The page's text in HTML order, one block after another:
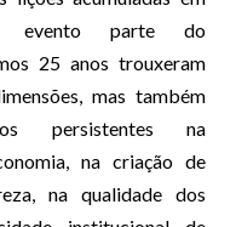
evento parte do
25 anos trouxeram
mas também
persistentes na
na criação de
na qualidade dos